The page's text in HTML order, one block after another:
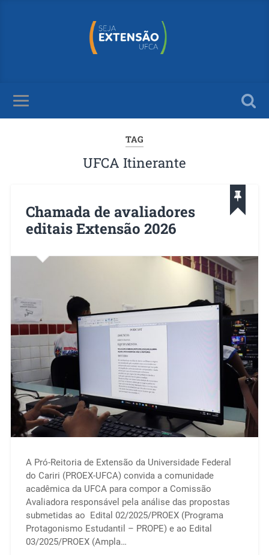
TAG
UFCA Itinerante
Chamada de avaliadores
editais Extensão 2026
A Pró-Reitoria de Extensão da Universidade Federal
do Cariri (PROEX-UFCA) convida a comunidade
acadêmica da UFCA para compor a Comissão
Avaliadora responsável pela análise das propostas
submetidas ao Edital 02/2025/PROEX (Programa
Protagonismo Estudantil – PROPE) e ao Edital
03/2025/PROEX (Ampla…